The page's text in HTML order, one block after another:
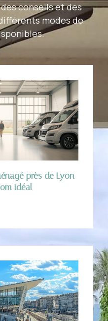
conseils et des
modes de
près de Lyon
idéal